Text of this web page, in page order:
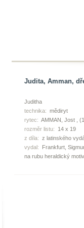
Judita, Amman,
Juditha
technika: mědiryt
rytec: AMMAN, Jost ,
rozměr listu:
14 x 19
z díla: z latinského
vydal:
Frankfurt,
na rubu heraldický motiv